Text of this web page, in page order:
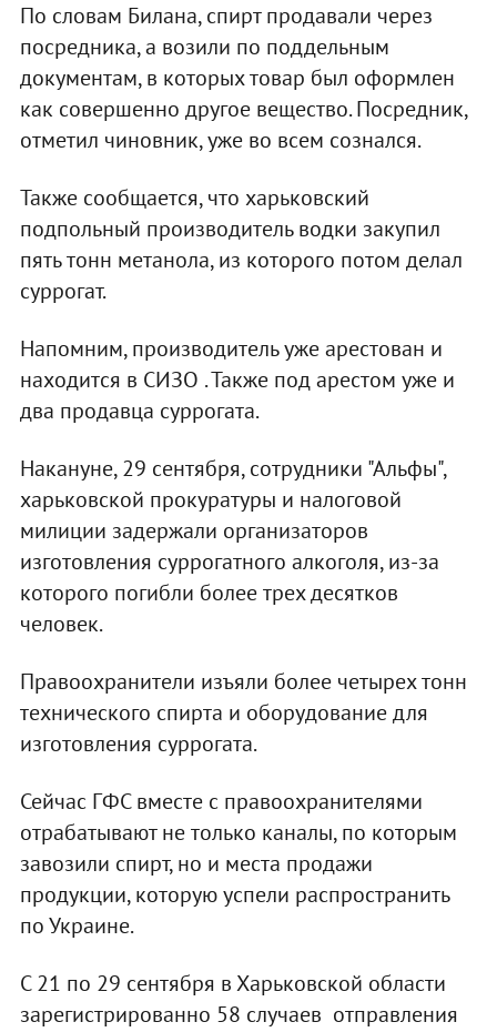
По словам Билана, спирт продавали через
посредника, а возили по поддельным
документам, в которых товар был оформлен
как совершенно другое вещество. Посредник,
отметил чиновник, уже во всем сознался.
Также сообщается, что харьковский
подпольный производитель водки закупил
пять тонн метанола, из которого потом делал
суррогат.
Напомним, производитель уже арестован и
находится в СИЗО . Также под арестом уже и
два продавца суррогата.
Накануне, 29 сентября, сотрудники "Альфы",
харьковской прокуратуры и налоговой
милиции задержали организаторов
изготовления суррогатного алкоголя, из-за
которого погибли более трех десятков
человек.
Правоохранители изъяли более четырех тонн
технического спирта и оборудование для
изготовления суррогата.
Сейчас ГФС вместе с правоохранителями
отрабатывают не только каналы, по которым
завозили спирт, но и места продажи
продукции, которую успели распространить
по Украине.
С 21 по 29 сентября в Харьковской области
зарегистрированно 58 случаев отправления